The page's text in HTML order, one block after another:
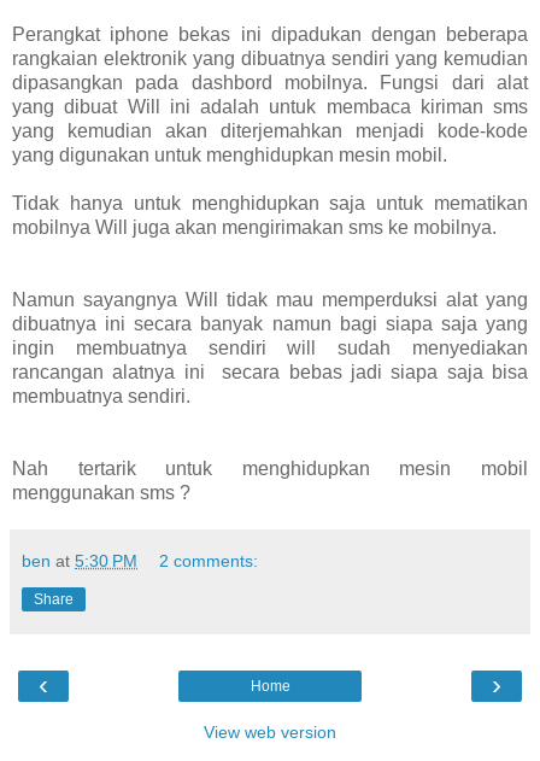
Perangkat iphone bekas ini dipadukan dengan beberapa
rangkaian elektronik yang dibuatnya sendiri yang kemudian
dipasangkan pada dashbord mobilnya. Fungsi dari alat
yang dibuat Will ini adalah untuk membaca kiriman sms
yang kemudian akan diterjemahkan menjadi kode-kode
yang digunakan untuk menghidupkan mesin mobil.
Tidak hanya untuk menghidupkan saja untuk mematikan
mobilnya Will juga akan mengirimakan sms ke mobilnya.
Namun sayangnya Will tidak mau memperduksi alat yang
dibuatnya ini secara banyak namun bagi siapa saja yang
ingin membuatnya sendiri will sudah menyediakan
rancangan alatnya ini secara bebas jadi siapa saja bisa
membuatnya sendiri.
Nah tertarik untuk menghidupkan mesin mobil
menggunakan sms ?
ben at 5:30 PM 2 comments:
Share
‹ ›
Home
View web version